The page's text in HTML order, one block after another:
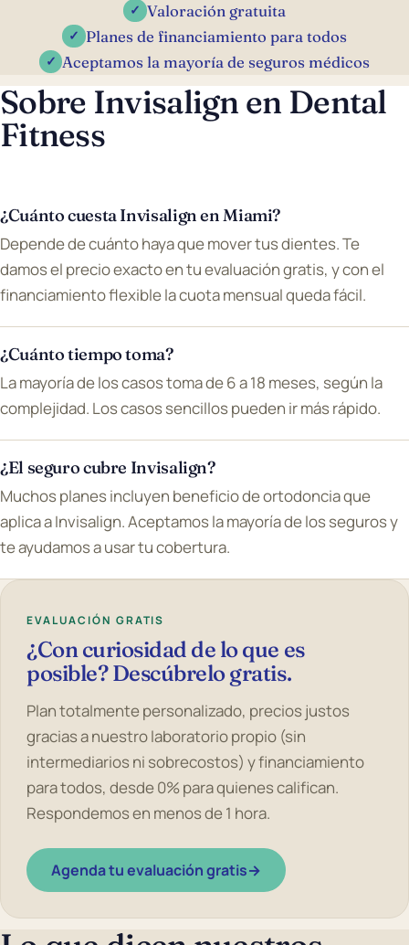
✓ Valoración gratuita
✓ Planes de financiamiento para todos
✓ Aceptamos la mayoría de seguros médicos
Sobre Invisalign en Dental
Fitness
¿Cuánto cuesta Invisalign en Miami?
Depende de cuánto haya que mover tus dientes. Te
damos el precio exacto en tu evaluación gratis, y con el
financiamiento flexible la cuota mensual queda fácil.
¿Cuánto tiempo toma?
La mayoría de los casos toma de 6 a 18 meses, según la
complejidad. Los casos sencillos pueden ir más rápido.
¿El seguro cubre Invisalign?
Muchos planes incluyen beneficio de ortodoncia que
aplica a Invisalign. Aceptamos la mayoría de los seguros y
te ayudamos a usar tu cobertura.
EVALUACIÓN GRATIS
¿Con curiosidad de lo que es
posible? Descúbrelo gratis.
Plan totalmente personalizado, precios justos
gracias a nuestro laboratorio propio (sin
intermediarios ni sobrecostos) y financiamiento
para todos, desde 0% para quienes califican.
Respondemos en menos de 1 hora.
Agenda tu evaluación gratis→